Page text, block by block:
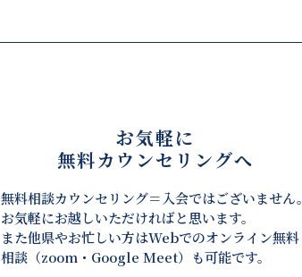
お気軽に
無料カウンセリングへ
無料相談カウンセリング＝入会ではございません。
お気軽にお越しいただければと思います。
また他県やお忙しい方はWebでのオンライン無料
相談（zoom・Google Meet）も可能です。